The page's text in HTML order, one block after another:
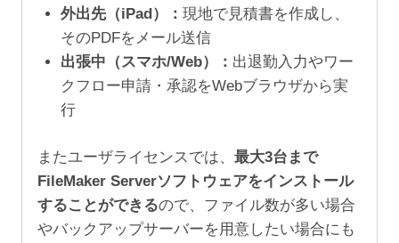
外出先（iPad）： 現地で見積書を作成し、
そのPDFをメール送信
出張中（スマホ/Web）： 出退勤入力やワー
クフロー申請・承認をWebブラウザから実
行
またユーザライセンスでは、 最大3台まで
FileMaker Serverソフトウェアをインストール
することができるので、ファイル数が多い場合
やバックアップサーバーを用意したい場合にも